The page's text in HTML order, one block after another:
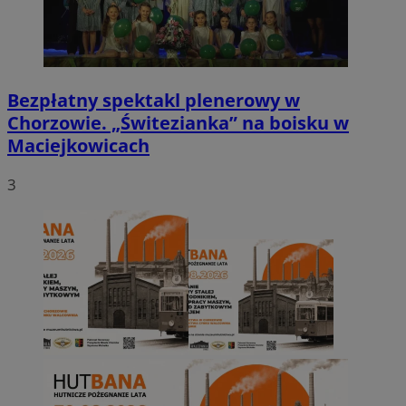
Bezpłatny spektakl plenerowy w
Chorzowie. „Świtezianka” na boisku w
Maciejkowicach
3